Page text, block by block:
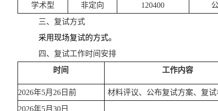
学术型
非定向 120400
三、复试方式
采用现场复试的方式。
四、 复试工作时间安排
时间
工作内容
2026年5月26日前
材料评议、公布复试方案、复
2026年5月30日